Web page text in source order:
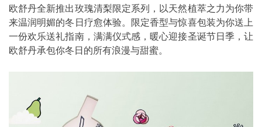
欧舒丹全新推出玫瑰清梨限定系列，以天然植萃之力为你带
来温润明媚的冬日疗愈体验。限定香型与惊喜包装为你送上
一份欢乐送礼指南，满满仪式感，暖心迎接圣诞节日季，让
欧舒丹承包你冬日的所有浪漫与甜蜜。